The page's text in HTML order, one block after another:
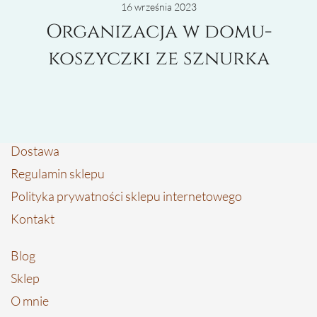
16 września 2023
Organizacja w domu-
koszyczki ze sznurka
Dostawa
Regulamin sklepu
Polityka prywatności sklepu internetowego
Kontakt
Blog
Sklep
O mnie